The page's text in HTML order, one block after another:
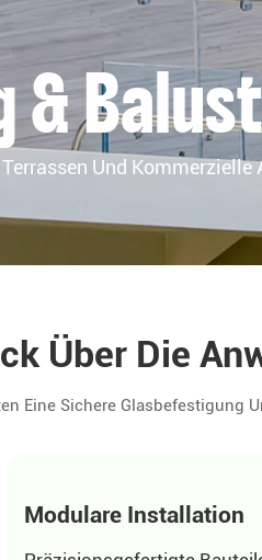
Und
Über Die
Eine Sichere
Modulare Installation